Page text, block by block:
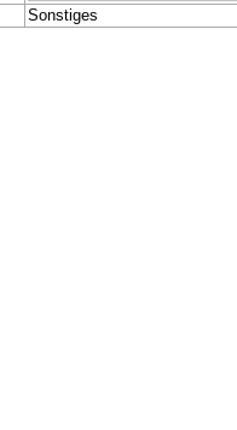
Sonstiges